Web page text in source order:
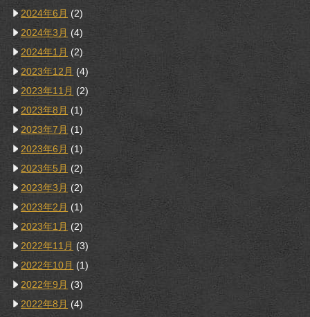
2024年6月 (2)
2024年3月 (4)
2024年1月 (2)
2023年12月 (4)
2023年11月 (2)
2023年8月 (1)
2023年7月 (1)
2023年6月 (1)
2023年5月 (2)
2023年3月 (2)
2023年2月 (1)
2023年1月 (2)
2022年11月 (3)
2022年10月 (1)
2022年9月 (3)
2022年8月 (4)